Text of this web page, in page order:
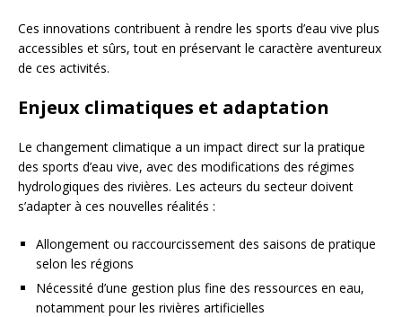
Ces innovations contribuent à rendre les sports d’eau vive plus
accessibles et sûrs, tout en préservant le caractère aventureux
de ces activités.
Enjeux climatiques et adaptation
Le changement climatique a un impact direct sur la pratique
des sports d’eau vive, avec des modifications des régimes
hydrologiques des rivières. Les acteurs du secteur doivent
s’adapter à ces nouvelles réalités :
Allongement ou raccourcissement des saisons de pratique
selon les régions
Nécessité d’une gestion plus fine des ressources en eau,
notamment pour les rivières artificielles